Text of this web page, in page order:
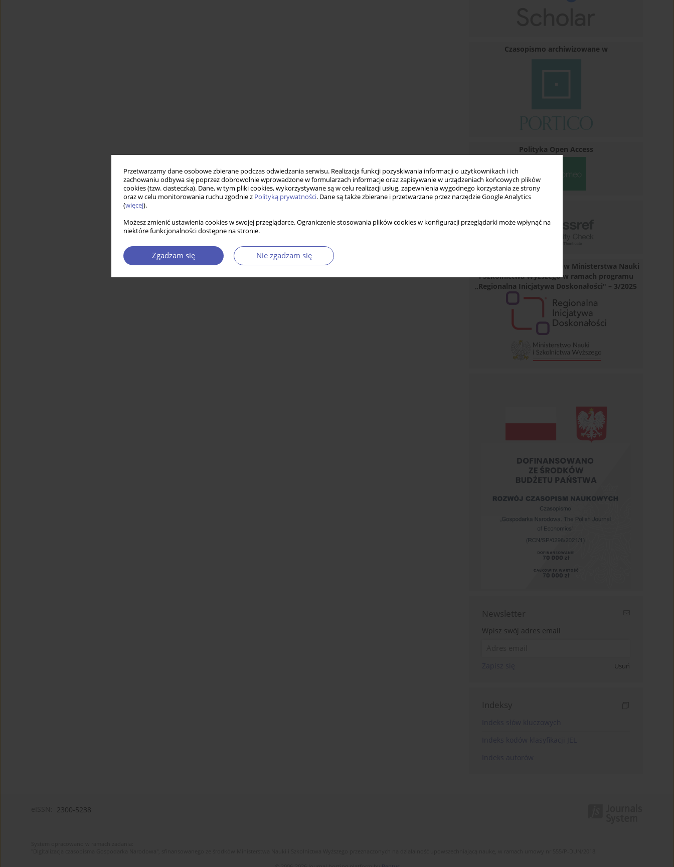
Przetwarzamy dane osobowe zbierane podczas odwiedzania serwisu. Realizacja funkcji pozyskiwania informacji o użytkownikach i ich
zachowaniu odbywa się poprzez dobrowolnie wprowadzone w formularzach informacje oraz zapisywanie w urządzeniach końcowych plików
cookies (tzw. ciasteczka). Dane, w tym pliki cookies, wykorzystywane są w celu realizacji usług, zapewnienia wygodnego korzystania ze strony
oraz w celu monitorowania ruchu zgodnie z Polityką prywatności. Dane są także zbierane i przetwarzane przez narzędzie Google Analytics
(więcej).
Możesz zmienić ustawienia cookies w swojej przeglądarce. Ograniczenie stosowania plików cookies w konfiguracji przeglądarki może wpłynąć na
niektóre funkcjonalności dostępne na stronie.
Zgadzam się Nie zgadzam się
Czasopismo archiwizowane w
Polityka Open Access
Dofinansowano ze środków Ministerstwa Nauki
i Szkolnictwa Wyższego w ramach programu
„Regionalna Inicjatywa Doskonałości" – 3/2025
Newsletter
Wpisz swój adres email
Usuń
Indeksy
2300-5238